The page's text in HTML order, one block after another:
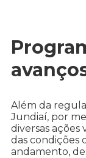
Além da
Jundiaí, por
diversas ações
das condições
andamento,